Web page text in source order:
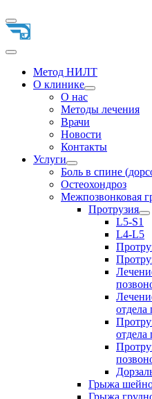
Метод НИЛТ
О клинике
О нас
Методы лечения
Врачи
Новости
Контакты
Услуги
Боль в спине
Остеохондроз
Межпозвонковая
Протрузия
L5-S1
L4-L5
отдела
отдела
Грыжа
Грыжа